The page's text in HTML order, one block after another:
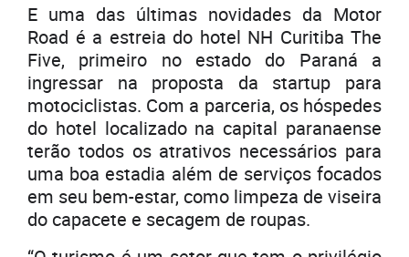
E uma das últimas novidades da Motor
Road é a estreia do hotel NH Curitiba The
Five, primeiro no estado do Paraná a
ingressar na proposta da startup para
motociclistas. Com a parceria, os hóspedes
do hotel localizado na capital paranaense
terão todos os atrativos necessários para
uma boa estadia além de serviços focados
em seu bem-estar, como limpeza de viseira
do capacete e secagem de roupas.